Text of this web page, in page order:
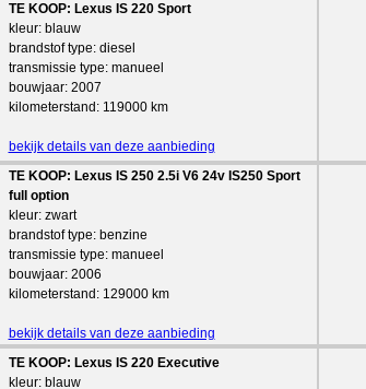
TE KOOP: Lexus IS 220 Sport
kleur: blauw
brandstof type: diesel
transmissie type: manueel
bouwjaar: 2007
kilometerstand: 119000 km
bekijk details van deze aanbieding
TE KOOP: Lexus IS 250 2.5i V6 24v IS250 Sport
full option
kleur: zwart
brandstof type: benzine
transmissie type: manueel
bouwjaar: 2006
kilometerstand: 129000 km
bekijk details van deze aanbieding
TE KOOP: Lexus IS 220 Executive
kleur: blauw